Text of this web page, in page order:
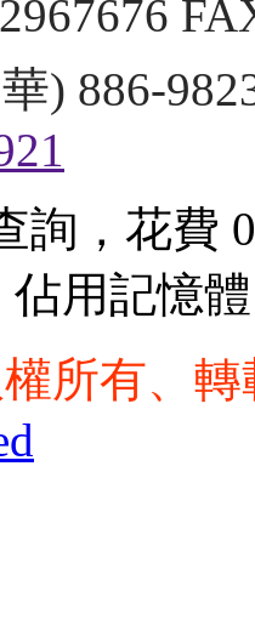
) 886-
詢，花費
用記憶
所有、